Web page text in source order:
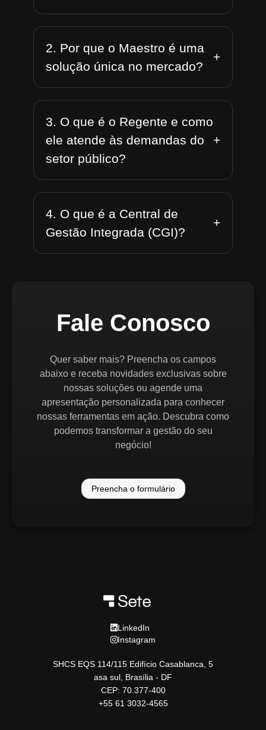
2. Por que o Maestro é uma
solução única no mercado?
+
3. O que é o Regente e como
ele atende às demandas do
setor público?
+
4. O que é a Central de
Gestão Integrada (CGI)?
+
Fale Conosco
Quer saber mais? Preencha os campos
abaixo e receba novidades exclusivas sobre
nossas soluções ou agende uma
apresentação personalizada para conhecer
nossas ferramentas em ação. Descubra como
podemos transformar a gestão do seu
negócio!
Preencha o formulário
LinkedIn
Instagram
SHCS EQS 114/115 Edifício Casablanca, 5
asa sul, Brasília - DF
CEP: 70.377-400
+55 61 3032-4565